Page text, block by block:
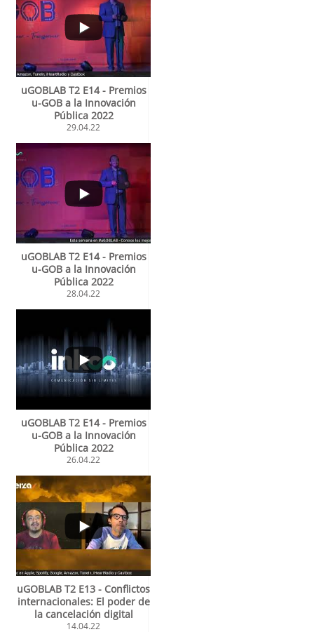
uGOBLAB T2 E14 - Premios
u-GOB a la Innovación
Pública 2022
29.04.22
uGOBLAB T2 E14 - Premios
u-GOB a la Innovación
Pública 2022
28.04.22
uGOBLAB T2 E14 - Premios
u-GOB a la Innovación
Pública 2022
26.04.22
uGOBLAB T2 E13 - Conflictos
internacionales: El poder de
la cancelación digital
14.04.22